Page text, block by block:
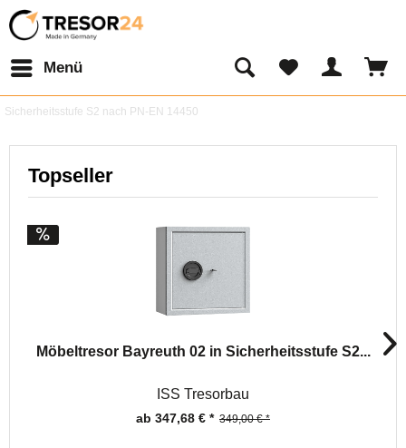
Menü
Sicherheitsstufe S2 nach PN-EN 14450
Topseller
Möbeltresor Bayreuth 02 in Sicherheitsstufe S2...
ISS Tresorbau
ab 347,68 € * 349,00 € *